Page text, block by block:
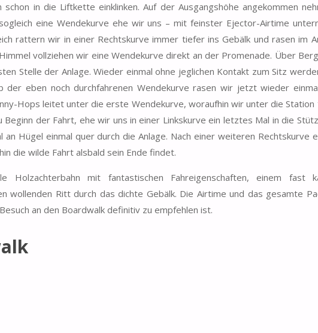
in die Liftkette einklinken. Auf der Ausgangshöhe angekommen
eine Wendekurve ehe wir uns – mit feinster Ejector-Airtime
rattern wir in einer Rechtskurve immer tiefer ins Gebälk und rasen im
vollziehen wir eine Wendekurve direkt an der Promenade. Über
Stelle der Anlage. Wieder einmal ohne jeglichen Kontakt zum Sitz
eben noch durchfahrenen Wendekurve rasen wir jetzt wieder
Hops leitet unter die erste Wendekurve, woraufhin wir unter die Station
der Fahrt, ehe wir uns in einer Linkskurve ein letztes Mal in die
Hügel einmal quer durch die Anlage. Nach einer weiteren Rechtskurve
die wilde Fahrt alsbald sein Ende findet.
mit fantastischen Fahreigenschaften, einem fast
wollenden Ritt durch das dichte Gebälk. Die Airtime und das gesamte
an den Boardwalk definitiv zu empfehlen ist.